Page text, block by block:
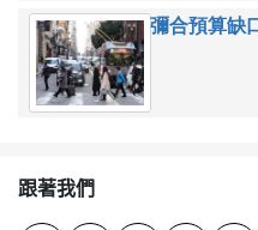
彌合預算缺
跟著我們